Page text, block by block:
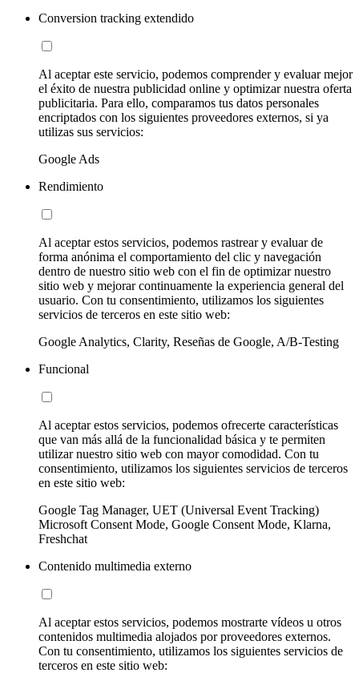
Conversion tracking extendido
Al aceptar este servicio, podemos comprender y evaluar mejor
el éxito de nuestra publicidad online y optimizar nuestra oferta
publicitaria. Para ello, comparamos tus datos personales
encriptados con los siguientes proveedores externos, si ya
utilizas sus servicios:
Google Ads
Rendimiento
Al aceptar estos servicios, podemos rastrear y evaluar de
forma anónima el comportamiento del clic y navegación
dentro de nuestro sitio web con el fin de optimizar nuestro
sitio web y mejorar continuamente la experiencia general del
usuario. Con tu consentimiento, utilizamos los siguientes
servicios de terceros en este sitio web:
Google Analytics, Clarity, Reseñas de Google, A/B-Testing
Funcional
Al aceptar estos servicios, podemos ofrecerte características
que van más allá de la funcionalidad básica y te permiten
utilizar nuestro sitio web con mayor comodidad. Con tu
consentimiento, utilizamos los siguientes servicios de terceros
en este sitio web:
Google Tag Manager, UET (Universal Event Tracking)
Microsoft Consent Mode, Google Consent Mode, Klarna,
Freshchat
Contenido multimedia externo
Al aceptar estos servicios, podemos mostrarte vídeos u otros
contenidos multimedia alojados por proveedores externos.
Con tu consentimiento, utilizamos los siguientes servicios de
terceros en este sitio web: